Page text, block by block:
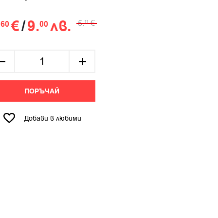
60 €/9.00 лв. 5.11 €
ПОРЪЧАЙ
Добави в любими